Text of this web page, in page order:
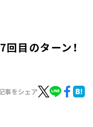
目のターン！
事をシェア